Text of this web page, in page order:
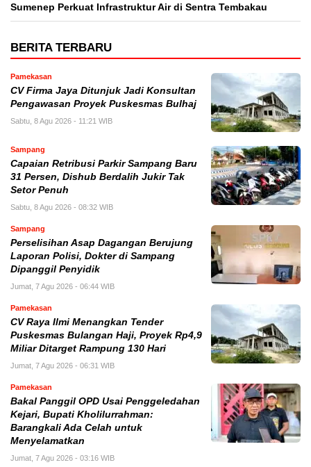
Sumenep Perkuat Infrastruktur Air di Sentra Tembakau
BERITA TERBARU
Pamekasan
CV Firma Jaya Ditunjuk Jadi Konsultan
Pengawasan Proyek Puskesmas Bulhaj
Sabtu, 8 Agu 2026 - 11:21 WIB
Sampang
Capaian Retribusi Parkir Sampang Baru
31 Persen, Dishub Berdalih Jukir Tak
Setor Penuh
Sabtu, 8 Agu 2026 - 08:32 WIB
Sampang
Perselisihan Asap Dagangan Berujung
Laporan Polisi, Dokter di Sampang
Dipanggil Penyidik
Jumat, 7 Agu 2026 - 06:44 WIB
Pamekasan
CV Raya Ilmi Menangkan Tender
Puskesmas Bulangan Haji, Proyek Rp4,9
Miliar Ditarget Rampung 130 Hari
Jumat, 7 Agu 2026 - 06:31 WIB
Pamekasan
Bakal Panggil OPD Usai Penggeledahan
Kejari, Bupati Kholilurrahman:
Barangkali Ada Celah untuk
Menyelamatkan
Jumat, 7 Agu 2026 - 03:16 WIB